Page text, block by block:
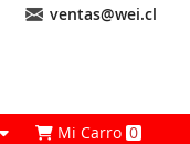
ventas@wei.cl
Mi Carro0